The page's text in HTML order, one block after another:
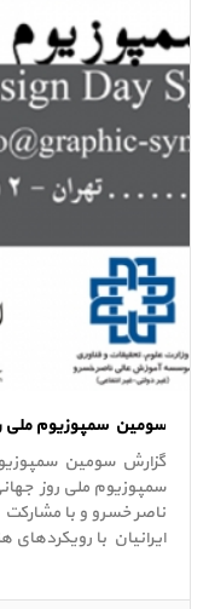
سومین سمپوزیوم ملی
گزارش سومین
سمپوزیوم ملی روز
ناصر خسرو و با
ایرانیان با